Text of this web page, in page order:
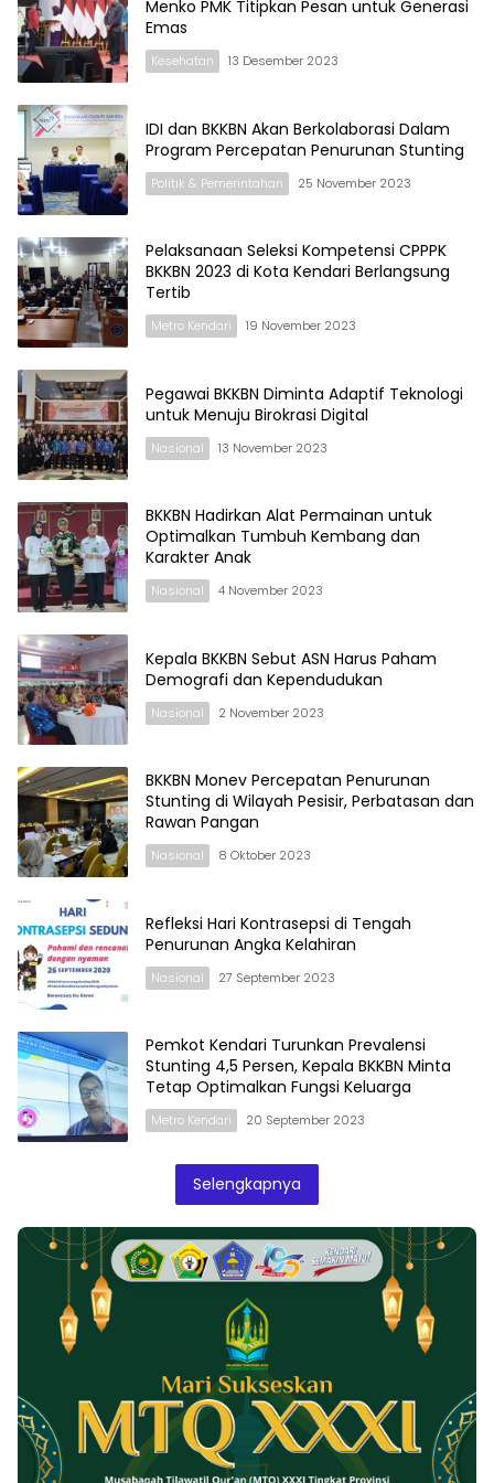
Menko PMK Titipkan Pesan untuk Generasi
Emas
Kesehatan 13 Desember 2023
IDI dan BKKBN Akan Berkolaborasi Dalam
Program Percepatan Penurunan Stunting
Politik & Pemerintahan 25 November 2023
Pelaksanaan Seleksi Kompetensi CPPPK
BKKBN 2023 di Kota Kendari Berlangsung
Tertib
Metro Kendari 19 November 2023
Pegawai BKKBN Diminta Adaptif Teknologi
untuk Menuju Birokrasi Digital
Nasional 13 November 2023
BKKBN Hadirkan Alat Permainan untuk
Optimalkan Tumbuh Kembang dan
Karakter Anak
Nasional 4 November 2023
Kepala BKKBN Sebut ASN Harus Paham
Demografi dan Kependudukan
Nasional 2 November 2023
BKKBN Monev Percepatan Penurunan
Stunting di Wilayah Pesisir, Perbatasan dan
Rawan Pangan
Nasional 8 Oktober 2023
Refleksi Hari Kontrasepsi di Tengah
Penurunan Angka Kelahiran
Nasional 27 September 2023
Pemkot Kendari Turunkan Prevalensi
Stunting 4,5 Persen, Kepala BKKBN Minta
Tetap Optimalkan Fungsi Keluarga
Metro Kendari 20 September 2023
Selengkapnya